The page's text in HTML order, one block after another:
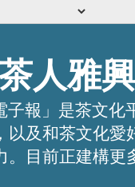
人雅興
子報」是茶文
以及和茶文化
。目前正建構